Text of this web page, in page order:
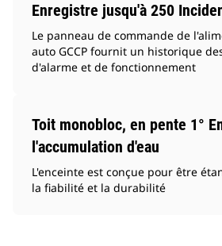
Enregistre jusqu'à 250
Le panneau de commande de
auto GCCP fournit un historique
d'alarme et de fonctionnement
Toit monobloc, en pente 1°
l'accumulation d'eau
L'enceinte est conçue pour être
la fiabilité et la durabilité